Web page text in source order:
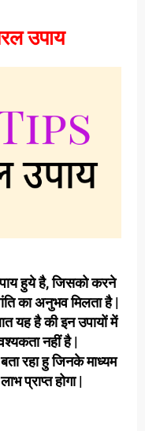
उपाय
हुये है, जिसको करने
का अनुभव मिलता है |
यह है की इन उपायों में
नहीं है |
रहा हु जिनके माध्यम
प्राप्त होगा |